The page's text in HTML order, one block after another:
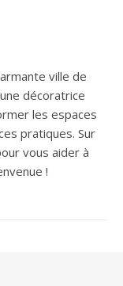
ville de
décoratrice
les espaces
pratiques. Sur
vous aider à
!